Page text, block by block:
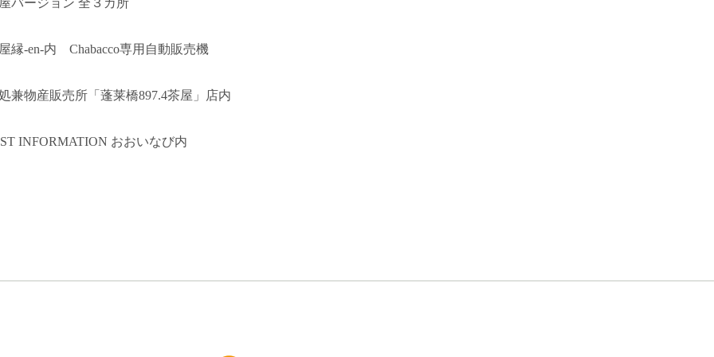
バージョン 全３カ所
縁-en-内 Chabacco専用自動販売機
兼物産販売所「蓬莱橋897.4茶屋」店内
INFORMATION おおいなび内